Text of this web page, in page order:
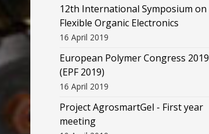
12th International Symposium on
Flexible Organic Electronics
16 April 2019
European Polymer Congress 2019
(EPF 2019)
16 April 2019
Project AgrosmartGel - First year
meeting